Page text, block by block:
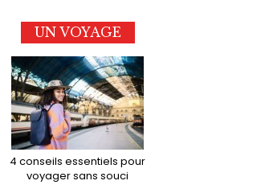
UN VOYAGE
4 conseils essentiels pour
voyager sans souci